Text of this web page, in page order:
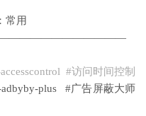
常用
#访问时间控制
plus #广告屏蔽大师